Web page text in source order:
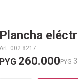
Plancha
002.8217
PYG 260.000PYG